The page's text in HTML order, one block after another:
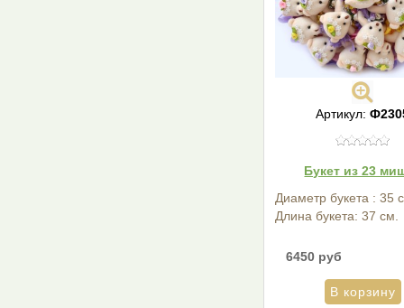
Артикул:
Букет из 23
Диаметр букета : 35
Длина букета: 37 см.
6450 руб